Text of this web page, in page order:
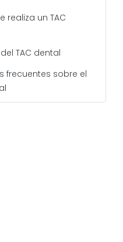
realiza un TAC
TAC dental
frecuentes sobre el